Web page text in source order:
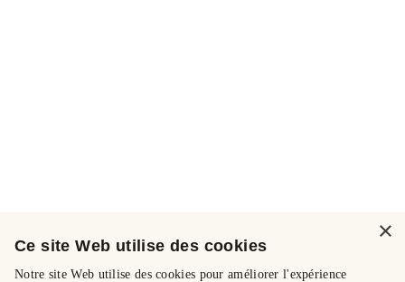
×
Ce site Web utilise des cookies
Notre site Web utilise des cookies pour améliorer l'expérience